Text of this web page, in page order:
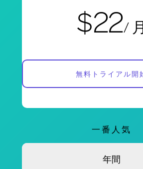
$22/
無料トライアル開
一番人気
年間